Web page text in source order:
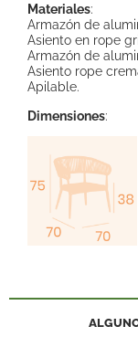
Materiales:
Armazón de
Asiento en rope
Armazón de
Asiento rope
Apilable.
Dimensiones: